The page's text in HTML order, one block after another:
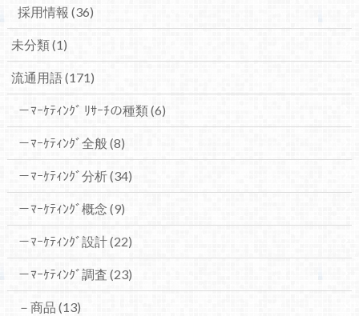
採用情報 (36)
未分類(1)
流通用語(171)
－ﾏｰｹﾃｨﾝｸﾞ ﾘｻｰﾁの種類(6)
－ﾏｰｹﾃｨﾝｸﾞ全般(8)
－ﾏｰｹﾃｨﾝｸﾞ分析(34)
－ﾏｰｹﾃｨﾝｸﾞ概念 (9)
－ﾏｰｹﾃｨﾝｸﾞ設計(22)
－ﾏｰｹﾃｨﾝｸﾞ調査 (23)
－商品 (13)